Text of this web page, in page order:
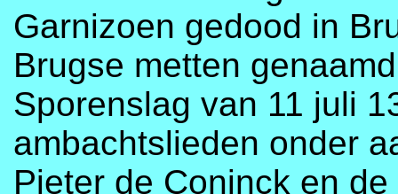
Garnizoen gedood in
Brugse metten
Sporenslag van 11 juli
ambachtslieden onder
Pieter de Coninck en